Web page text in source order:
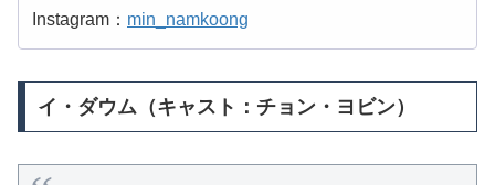
Instagram： min_namkoong
イ・ダウム（キャスト：チョン・ヨビン）